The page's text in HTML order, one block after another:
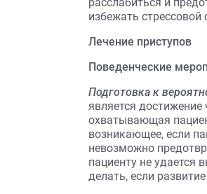
избежать стрессовой
Лечение приступов
Поведенческие
Подготовка к
является достижение
охватывающая
возникающее, если
невозможно
пациенту не удается
делать, если